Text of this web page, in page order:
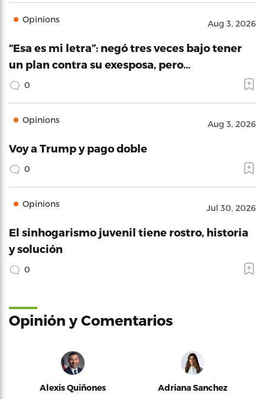
Opinions Aug 3, 2026
“Esa es mi letra”: negó tres veces bajo tener
un plan contra su exesposa, pero…
0
Opinions Aug 3, 2026
Voy a Trump y pago doble
0
Opinions Jul 30, 2026
El sinhogarismo juvenil tiene rostro, historia
y solución
0
Opinión y Comentarios
Alexis Quiñones Adriana Sanchez